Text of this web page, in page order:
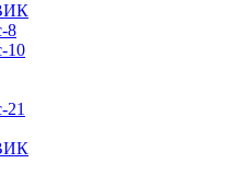
8
10
21